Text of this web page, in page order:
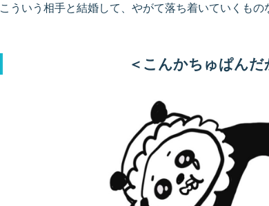
こういう相手と結婚して、やがて落ち着いていくもの
＜こんかちゅぱんだ